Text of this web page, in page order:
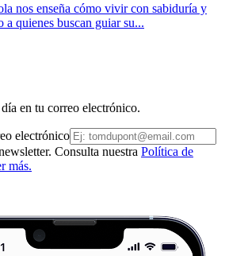
nos enseña cómo vivir con sabiduría y
a quienes buscan guiar su...
en tu correo electrónico.
electrónico
Consulta nuestra Política de
más.